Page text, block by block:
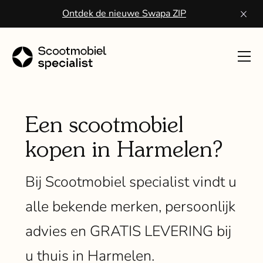
Ontdek de nieuwe Swapa ZIP
Een scootmobiel
kopen in Harmelen?
Bij Scootmobiel specialist vindt u
alle bekende merken, persoonlijk
advies en GRATIS LEVERING bij
u thuis in Harmelen.